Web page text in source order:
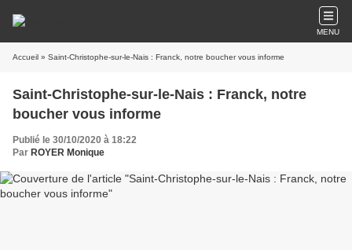
MENU
Accueil » Saint-Christophe-sur-le-Nais : Franck, notre boucher vous informe
Saint-Christophe-sur-le-Nais : Franck, notre
boucher vous informe
Publié le 30/10/2020 à 18:22
Par ROYER Monique